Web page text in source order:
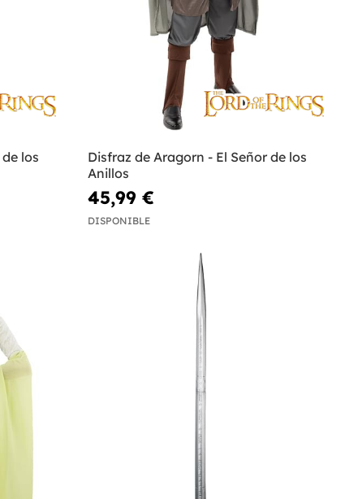
los
Disfraz de Aragorn - El Señor de los
Anillos
45,99 €
DISPONIBLE